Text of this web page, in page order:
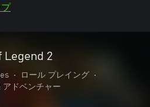
Legend 2
• ロール プレイング
•
アドベンチャー